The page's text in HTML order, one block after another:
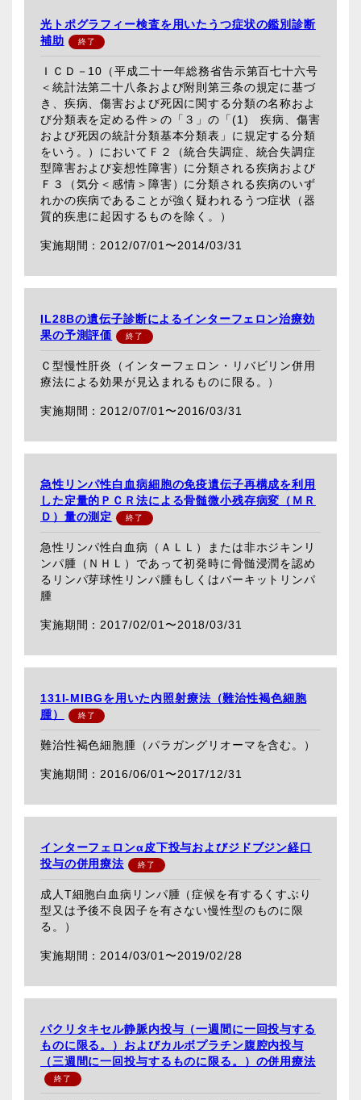
光トポグラフィー検査を用いたうつ症状の鑑別診断
補助
ＩＣＤ－10（平成二十一年総務省告示第百七十六号
＜統計法第二十八条および附則第三条の規定に基づ
き、疾病、傷害および死因に関する分類の名称およ
び分類表を定める件＞の「３」の「(1) 疾病、傷害
および死因の統計分類基本分類表」に規定する分類
をいう。）においてＦ２（統合失調症、統合失調症
型障害および妄想性障害）に分類される疾病および
Ｆ３（気分＜感情＞障害）に分類される疾病のいず
れかの疾病であることが強く疑われるうつ症状（器
質的疾患に起因するものを除く。）
2012/07/01〜2014/03/31
IL28Bの遺伝子診断によるインターフェロン治療効
果の予測評価
Ｃ型慢性肝炎（インターフェロン・リバビリン併用
療法による効果が見込まれるものに限る。）
2012/07/01〜2016/03/31
急性リンパ性白血病細胞の免疫遺伝子再構成を利用
した定量的ＰＣＲ法による骨髄微小残存病変（ＭＲ
Ｄ）量の測定
急性リンパ性白血病（ＡＬＬ）または非ホジキンリ
ンパ腫（ＮＨＬ）であって初発時に骨髄浸潤を認め
るリンパ芽球性リンパ腫もしくはバーキットリンパ
腫
2017/02/01〜2018/03/31
131I-MIBGを用いた内照射療法（難治性褐色細胞
腫）
難治性褐色細胞腫（パラガングリオーマを含む。）
2016/06/01〜2017/12/31
インターフェロンα皮下投与およびジドブジン経口
投与の併用療法
成人T細胞白血病リンパ腫（症候を有するくすぶり
型又は予後不良因子を有さない慢性型のものに限
る。）
2014/03/01〜2019/02/28
パクリタキセル静脈内投与（一週間に一回投与する
ものに限る。）およびカルボプラチン腹腔内投与
（三週間に一回投与するものに限る。）の併用療法